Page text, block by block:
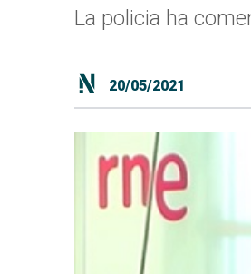
La policia ha
20/05/2021